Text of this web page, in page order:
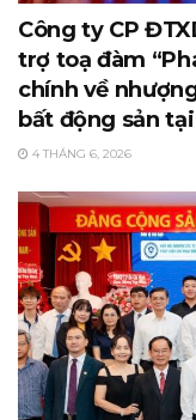
Công ty CP
trợ toạ đàm
chính về
bất động sản
4 THÁNG 6, 2026